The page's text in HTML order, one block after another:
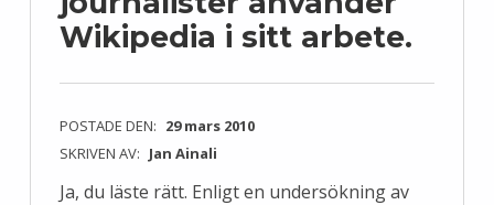
Wikipedia i sitt arbete.
POSTADE DEN: 29 mars 2010
SKRIVEN AV: Jan Ainali
Ja, du läste rätt. Enligt en undersökning av